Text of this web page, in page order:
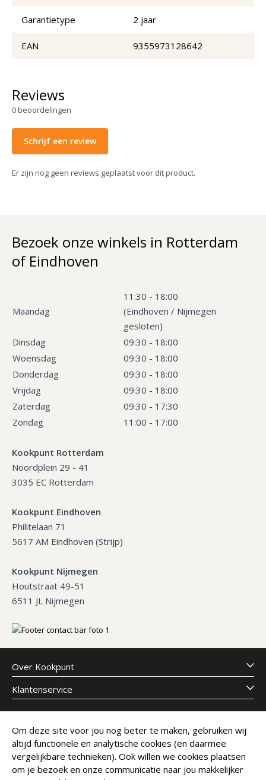
Garantietype 2 jaar
EAN 9355973128642
Reviews
0beoordelingen
Schrijf een review
Er zijn nog geen reviews geplaatst voor dit product.
Bezoek onze winkels in Rotterdam
of Eindhoven
Maandag
11:30 - 18:00
(Eindhoven / Nijmegen
gesloten)
Dinsdag
09:30 - 18:00
Woensdag
09:30 - 18:00
Donderdag
09:30 - 18:00
Vrijdag
09:30 - 18:00
Zaterdag
09:30 - 17:30
Zondag
11:00 - 17:00
Kookpunt Rotterdam
Noordplein 29 - 41
3035 EC Rotterdam
Kookpunt Eindhoven
Philitelaan 71
5617 AM Eindhoven (Strijp)
Kookpunt Nijmegen
Houtstraat 49-51
6511 JL Nijmegen
Over Kookpunt
Klantenservice
Meld je aan voor onze nieuwsbrief
E-mailadres
Abonneer
Om deze site voor jou nog beter te maken, gebruiken wij
altijd functionele en analytische cookies (en daarmee
vergelijkbare technieken). Ook willen we cookies plaatsen
om je bezoek en onze communicatie naar jou makkelijker